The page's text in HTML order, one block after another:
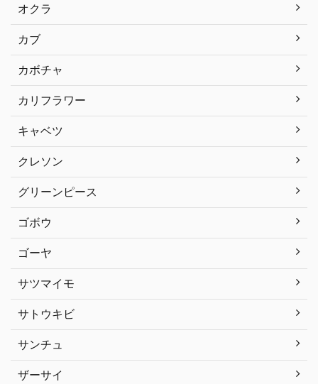
オクラ
カブ
カボチャ
カリフラワー
キャベツ
クレソン
グリーンピース
ゴボウ
ゴーヤ
サツマイモ
サトウキビ
サンチュ
ザーサイ